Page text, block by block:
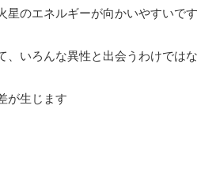
のエネルギーが向かいやすいです
、いろんな異性と出会うわけではな
が生じます